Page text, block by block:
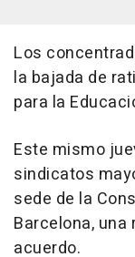
Los
la bajada de
para la
Este mismo
sindicatos
sede de la
Barcelona, una
acuerdo.